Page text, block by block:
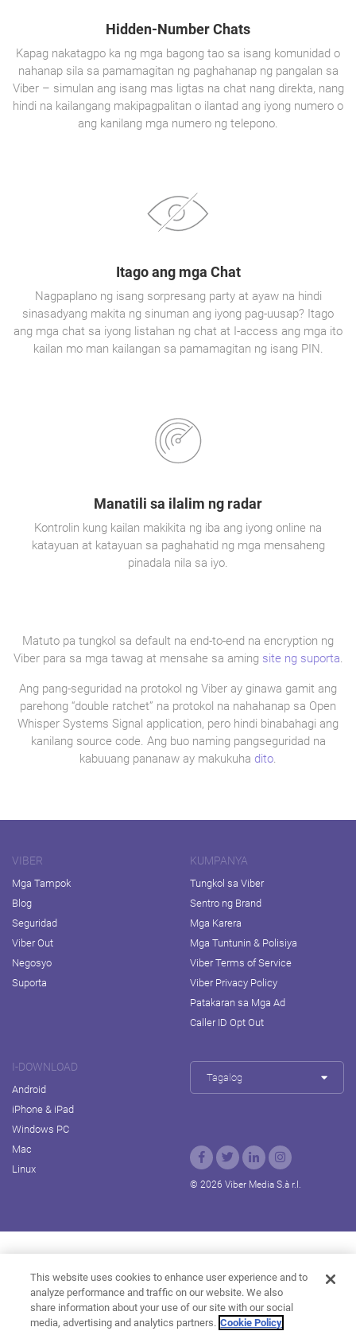
Hidden-Number Chats
Kapag nakatagpo ka ng mga bagong tao sa isang komunidad o
nahanap sila sa pamamagitan ng paghahanap ng pangalan sa
Viber – simulan ang isang mas ligtas na chat nang direkta, nang
hindi na kailangang makipagpalitan o ilantad ang iyong numero o
ang kanilang mga numero ng telepono.
Itago ang mga Chat
Nagpaplano ng isang sorpresang party at ayaw na hindi
sinasadyang makita ng sinuman ang iyong pag-uusap? Itago
ang mga chat sa iyong listahan ng chat at I-access ang mga ito
kailan mo man kailangan sa pamamagitan ng isang PIN.
Manatili sa ilalim ng radar
Kontrolin kung kailan makikita ng iba ang iyong online na
katayuan at katayuan sa paghahatid ng mga mensaheng
pinadala nila sa iyo.
Matuto pa tungkol sa default na end-to-end na encryption ng
Viber para sa mga tawag at mensahe sa aming site ng suporta.
Ang pang-seguridad na protokol ng Viber ay ginawa gamit ang
parehong “double ratchet” na protokol na nahahanap sa Open
Whisper Systems Signal application, pero hindi binabahagi ang
kanilang source code. Ang buo naming pangseguridad na
kabuuang pananaw ay makukuha dito.
VIBER
Mga Tampok
Blog
Seguridad
Viber Out
Negosyo
Suporta
KUMPANYA
Tungkol sa Viber
Sentro ng Brand
Mga Karera
Mga Tuntunin & Polisiya
Viber Terms of Service
Viber Privacy Policy
Patakaran sa Mga Ad
Caller ID Opt Out
I-DOWNLOAD
Android
iPhone & iPad
Windows PC
Mac
Linux
Tagalog
© 2026 Viber Media S.à r.l.
Rakuten Viki Rakuten Kobo
Rakuten Travel
Rakuten Marketing
Rakuten Insight
Rakuten TV
About Rakuten
This website uses cookies to enhance user experience and to
analyze performance and traffic on our website. We also
share information about your use of our site with our social
media, advertising and analytics partners. Cookie Policy